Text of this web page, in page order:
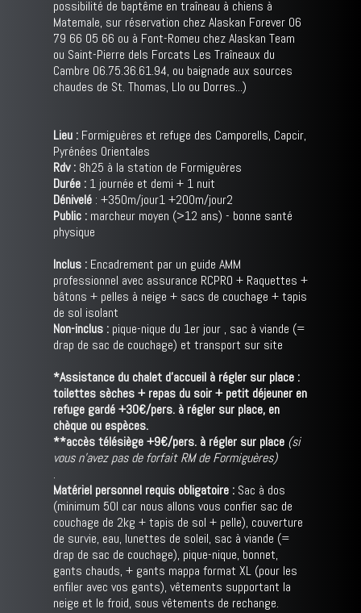
possibilité de baptême en traîneau à chiens à
Matemale, sur réservation chez Alaskan Forever 06
79 66 05 66 ou à Font-Romeu chez Alaskan Team
ou Saint-Pierre dels Forcats Les Traîneaux du
Cambre 06.75.36.61.94, ou baignade aux sources
chaudes de St. Thomas, Llo ou Dorres...)
Lieu : Formiguères et refuge des Camporells, Capcir,
Pyrénées Orientales
Rdv : 8h25 à la station de Formiguères
Durée : 1 journée et demi + 1 nuit
Dénivelé : +350m/jour1 +200m/jour2
Public : marcheur moyen (>12 ans) - bonne santé
physique
Inclus : Encadrement par un guide AMM
professionnel avec assurance RCPRO + Raquettes +
bâtons + pelles à neige + sacs de couchage + tapis
de sol isolant
Non-inclus : pique-nique du 1er jour , sac à viande (=
drap de sac de couchage) et transport sur site
*Assistance du chalet d'accueil à régler sur place :
toilettes sèches + repas du soir + petit déjeuner en
refuge gardé +30€/pers. à régler sur place, en
chèque ou espèces.
**accès télésiège +9€/pers. à régler sur place (si
vous n'avez pas de forfait RM de Formiguères)
.
Matériel personnel requis obligatoire : Sac à dos
(minimum 50l car nous allons vous confier sac de
couchage de 2kg + tapis de sol + pelle), couverture
de survie, eau, lunettes de soleil, sac à viande (=
drap de sac de couchage), pique-nique, bonnet,
gants chauds, + gants mappa format XL (pour les
enfiler avec vos gants), vêtements supportant la
neige et le froid, sous vêtements de rechange.